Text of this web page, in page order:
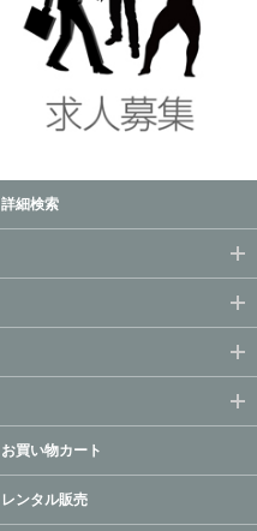
詳細検索
お買い物カート
レンタル販売